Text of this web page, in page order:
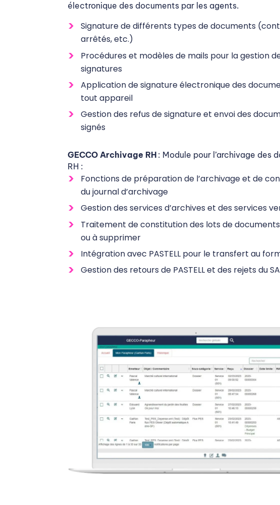
électronique des documents par les agents.
Signature de différents types de documents
arrêtés, etc.)
Procédures et modèles de mails pour la gestion
signatures
Application de signature électronique des
tout appareil
Gestion des refus de signature et envoi des
signés
GECCO Archivage RH : Module pour l’archivage des
RH :
Fonctions de préparation de l’archivage et de
du journal d’archivage
Gestion des services d’archives et des services
Traitement de constitution des lots de
ou à supprimer
Intégration avec PASTELL pour le transfert au
Gestion des retours de PASTELL et des rejets du